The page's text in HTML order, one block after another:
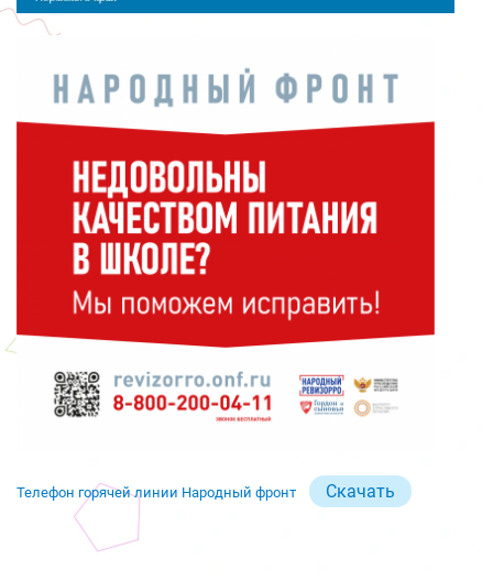
Телефон горячей линии Народный фронт Скачать